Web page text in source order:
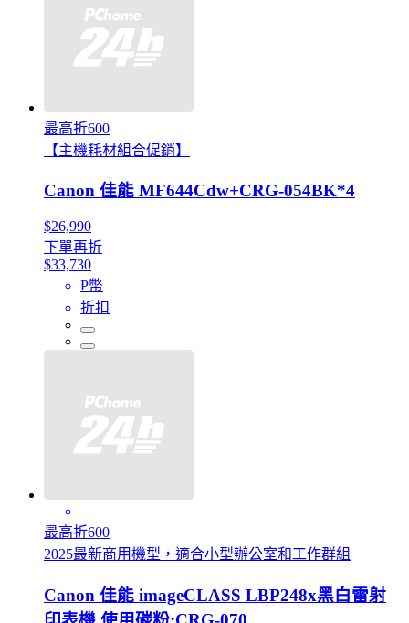
最高折600
【主機耗材組合促銷】
Canon 佳能 MF644Cdw+CRG-054BK*4
$26,990
下單再折
$33,730
P幣
折扣
最高折600
2025最新商用機型，適合小型辦公室和工作群組
Canon 佳能 imageCLASS LBP248x黑白雷射